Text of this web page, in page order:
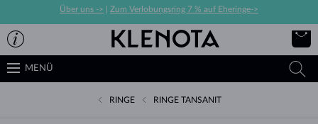
Über uns -> Zum Verlobungsring 7 % auf Eheringe->
MENÜ
RINGE RINGE TANSANIT